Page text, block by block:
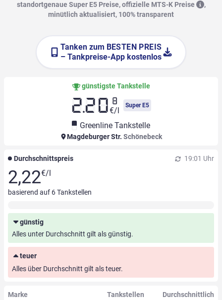
standortgenaue Super E5 Preise, offizielle MTS-K Preise
,
minütlich aktualisiert, 100% transparent
Tanken zum BESTEN PREIS
– Tankpreise-App kostenlos
günstigste Tankstelle
2.20 8
€/l
Super E5
Greenline Tankstelle
Magdeburger Str. Schönebeck
Durchschnittspreis 19:01 Uhr
2,22€/l
basierend auf 6Tankstellen
günstig
Alles unter Durchschnitt gilt als günstig.
teuer
Alles über Durchschnitt gilt als teuer.
Marke Tankstellen Durchschnittlich